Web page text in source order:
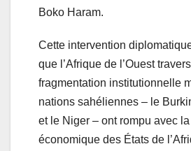
Boko Haram.
Cette intervention
que l’Afrique de l’Ouest
fragmentation institutionnelle
nations sahéliennes – le
et le Niger – ont rompu avec
économique des États de